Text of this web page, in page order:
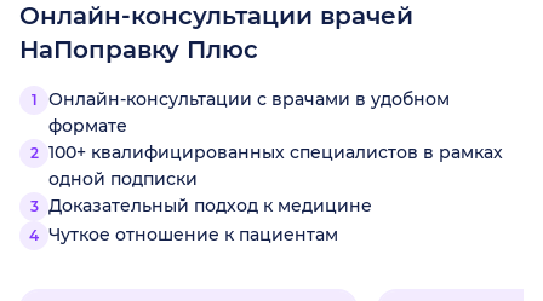
Онлайн-консультации врачей
НаПоправку Плюс
Онлайн-консультации с врачами в удобном
формате
100+ квалифицированных специалистов в рамках
одной подписки
Доказательный подход к медицине
Чуткое отношение к пациентам